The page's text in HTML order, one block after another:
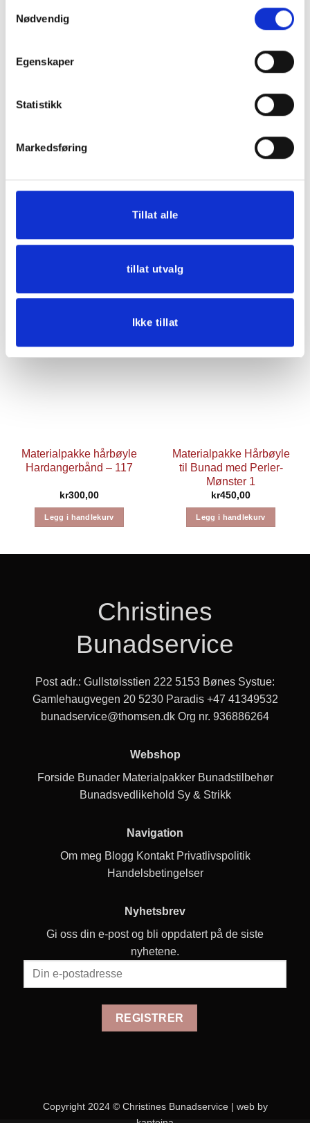
Nødvendig
Egenskaper
Statistikk
Markedsføring
Tillat alle
tillat utvalg
Ikke tillat
RELATERTE PRODUKTER
Materialpakke Hårbøyle
Mønster 4
Materialpakke hårbøyle
Hardangerbånd – 117
kr300,00
Legg i handlekurv
Materialpakke Hårbøyle
til Bunad med Perler-
Mønster 1
kr450,00
Legg i handlekurv
Christines
Bunadservice
Post adr.: Gullstølsstien 222 5153 Bønes Systue:
Gamlehaugvegen 20 5230 Paradis +47 41349532
bunadservice@thomsen.dk Org nr. 936886264
Webshop
Forside Bunader Materialpakker Bunadstilbehør
Bunadsvedlikehold Sy & Strikk
Navigation
Om meg Blogg Kontakt Privatlivspolitik
Handelsbetingelser
Nyhetsbrev
Gi oss din e-post og bli oppdatert på de siste
nyhetene.
Copyright 2024 © Christines Bunadservice | web by